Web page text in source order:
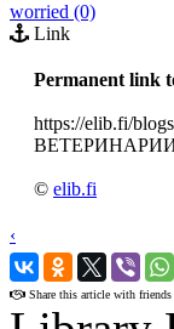
worried (0)
Link
Permanent link
https://elib.fi/
© elib.fi
‹
›
Share this article with friends